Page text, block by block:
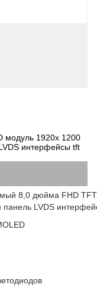
модуль 1920x 1200
интерфейсы tft
8,0 дюйма FHD
панель LVDS